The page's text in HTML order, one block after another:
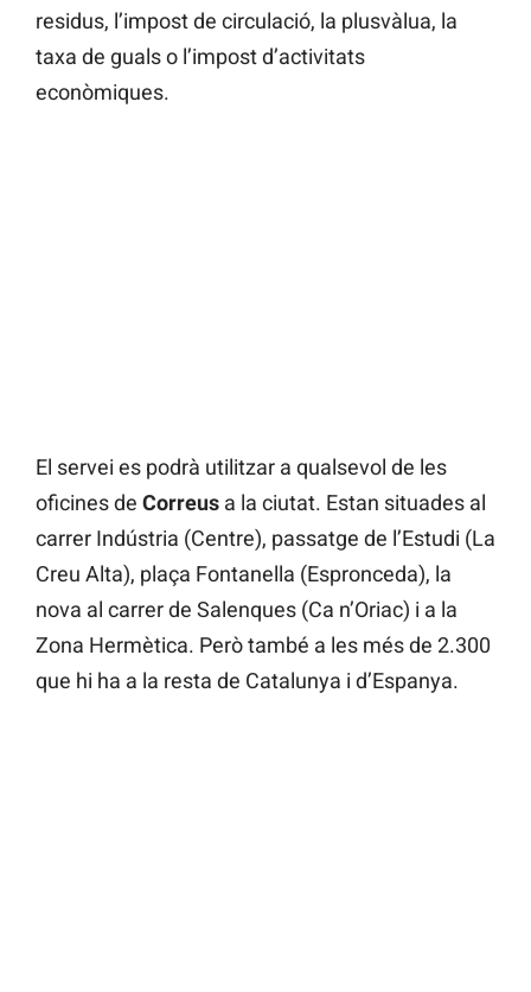
residus, l’impost de circulació, la plusvàlua, la
taxa de guals o l’impost d’activitats
econòmiques.
El servei es podrà utilitzar a qualsevol de les
oficines de Correus a la ciutat. Estan situades al
carrer Indústria (Centre), passatge de l’Estudi (La
Creu Alta), plaça Fontanella (Espronceda), la
nova al carrer de Salenques (Ca n’Oriac) i a la
Zona Hermètica. Però també a les més de 2.300
que hi ha a la resta de Catalunya i d’Espanya.